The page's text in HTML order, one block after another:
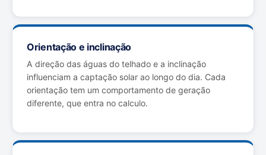
Orientação e inclinação
A direção das águas do telhado e a inclinação
influenciam a captação solar ao longo do dia. Cada
orientação tem um comportamento de geração
diferente, que entra no calculo.